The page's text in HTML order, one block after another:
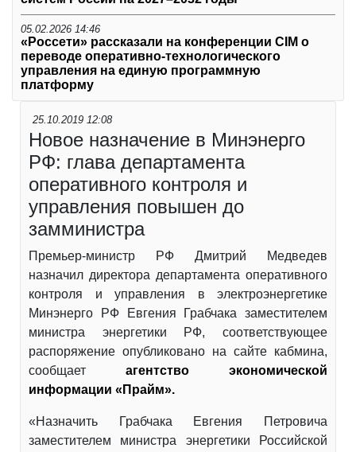
05.02.2026 14:46
«Россети» рассказали на конференции CIM о
переводе оперативно-технологического
управления на единую программную
платформу
25.10.2019 12:08
Новое назначение в Минэнерго
РФ: глава департамента
оперативного контроля и
управления повышен до
замминистра
Премьер-министр РФ Дмитрий Медведев
назначил директора департамента оперативного
контроля и управления в электроэнергетике
Минэнерго РФ Евгения Грабчака заместителем
министра энергетики РФ, соответствующее
распоряжение опубликовано на сайте кабмина,
сообщает агентство экономической
информации «Прайм».
«Назначить Грабчака Евгения Петровича
заместителем министра энергетики Российской